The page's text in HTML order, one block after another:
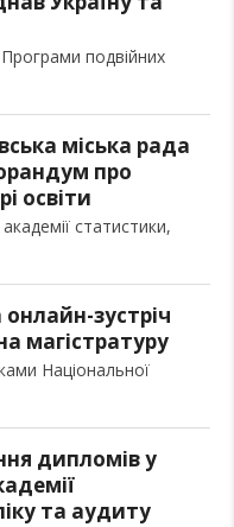
подвійних
міська рада
про
освіти
статистики,
зустріч
магістратуру
Національної
дипломів у
та аудиту